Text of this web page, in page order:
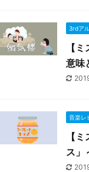
3rdア
【
意味
音楽レ
【
ス」